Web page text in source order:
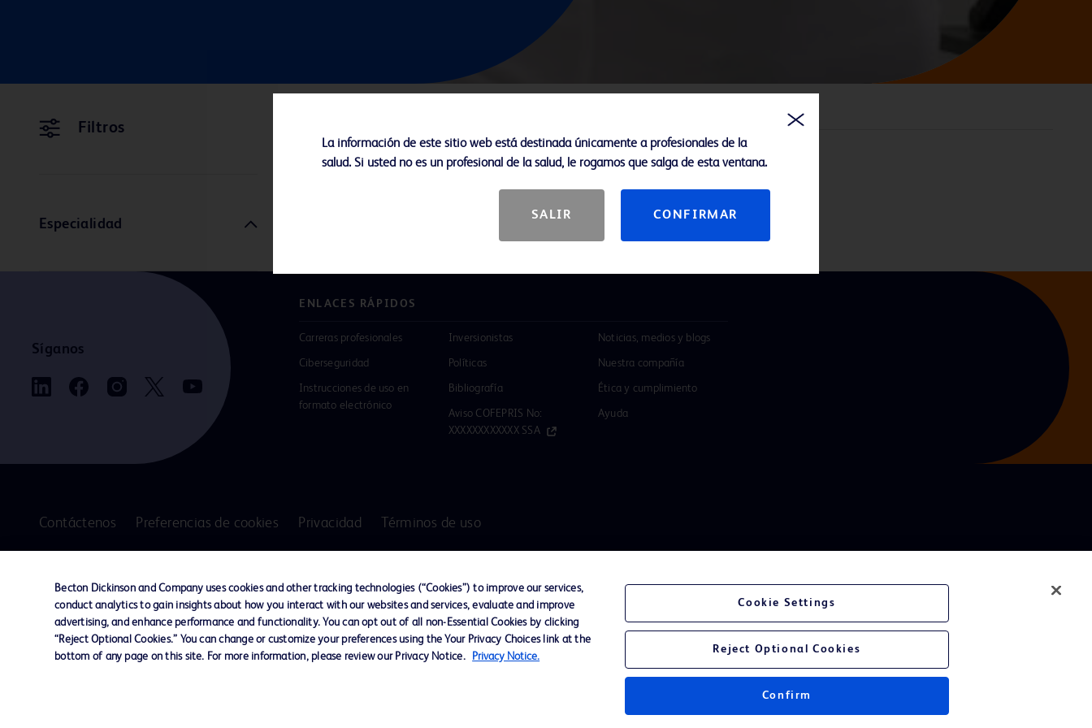
Filtros
Especialidad
Síganos
ENLACES RÁPIDOS
Carreras profesionales
Ciberseguridad
Instrucciones de uso en
formato electrónico
Inversionistas
Políticas
Bibliografía
Aviso COFEPRIS No:
XXXXXXXXXXXX SSA
Noticias, medios y blogs
Nuestra compañía
Ética y cumplimiento
Ayuda
Contáctenos Preferencias de cookies Privacidad Términos de uso
logotipo son marcas registradas de Becton, Dickinson
and Company. Las demás marcas registradas son
propiedad de sus respectivos propietarios.
No todos los productos están disponibles en todos los países. Para obtener una lista de los productos autorizados en su país, Haga click
La información de este sitio web está destinada únicamente a profesionales de la
salud. Si usted no es un profesional de la salud, le rogamos que salga de esta ventana.
SALIR CONFIRMAR
Becton Dickinson and Company uses cookies and other tracking technologies (“Cookies”) to improve our services,
conduct analytics to gain insights about how you interact with our websites and services, evaluate and improve
advertising, and enhance performance and functionality. You can opt out of all non-Essential Cookies by clicking
“Reject Optional Cookies.” You can change or customize your preferences using the Your Privacy Choices link at the
bottom of any page on this site. For more information, please review our Privacy Notice.
Privacy Notice.
Cookie Settings
Reject Optional Cookies
Confirm